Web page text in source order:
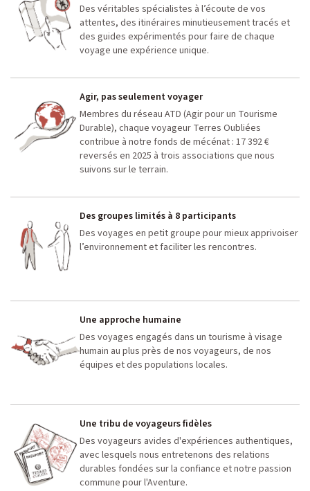
Des véritables spécialistes à l’écoute de vos
attentes, des itinéraires minutieusement tracés et
des guides expérimentés pour faire de chaque
voyage une expérience unique.
Agir, pas seulement voyager
Membres du réseau ATD (Agir pour un Tourisme
Durable), chaque voyageur Terres Oubliées
contribue à notre fonds de mécénat : 17 392 €
reversés en 2025 à trois associations que nous
suivons sur le terrain.
Des groupes limités à 8 participants
Des voyages en petit groupe pour mieux apprivoiser
l’environnement et faciliter les rencontres.
Une approche humaine
Des voyages engagés dans un tourisme à visage
humain au plus près de nos voyageurs, de nos
équipes et des populations locales.
Une tribu de voyageurs fidèles
Des voyageurs avides d'expériences authentiques,
avec lesquels nous entretenons des relations
durables fondées sur la confiance et notre passion
commune pour l'Aventure.